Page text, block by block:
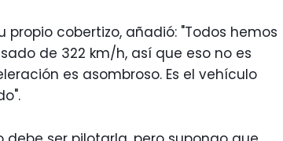
propio cobertizo, añadió: "Todos hemos
de 322 km/h, así que eso no es
es asombroso. Es el vehículo